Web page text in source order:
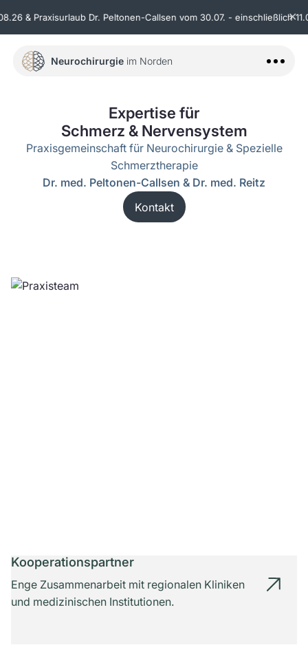
& Praxisurlaub Dr. Peltonen-Callsen vom 30.07. - einschließlich ✕
Sprechzeiten
Standort
Leistungsspektrum
Neurochirurgie im Norden
Expertise für
Schmerz & Nervensystem
Praxisgemeinschaft für Neurochirurgie & Spezielle
Schmerztherapie
Dr. med. Peltonen-Callsen & Dr. med. Reitz
Kontakt
Kooperationspartner
Enge Zusammenarbeit mit regionalen Kliniken
und medizinischen Institutionen.